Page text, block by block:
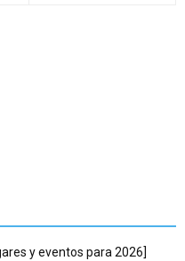
y eventos para 2026]